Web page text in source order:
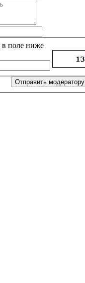
в поле ниже
Отправить модератору